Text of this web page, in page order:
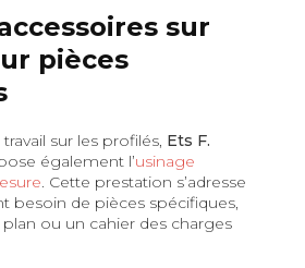
sur
pièces
sur les profilés, Ets F.
également l’usinage
. Cette prestation s’adresse
besoin de pièces spécifiques,
ou un cahier des charges